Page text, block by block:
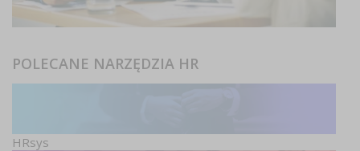
POLECANE NARZĘDZIA HR
HRsys